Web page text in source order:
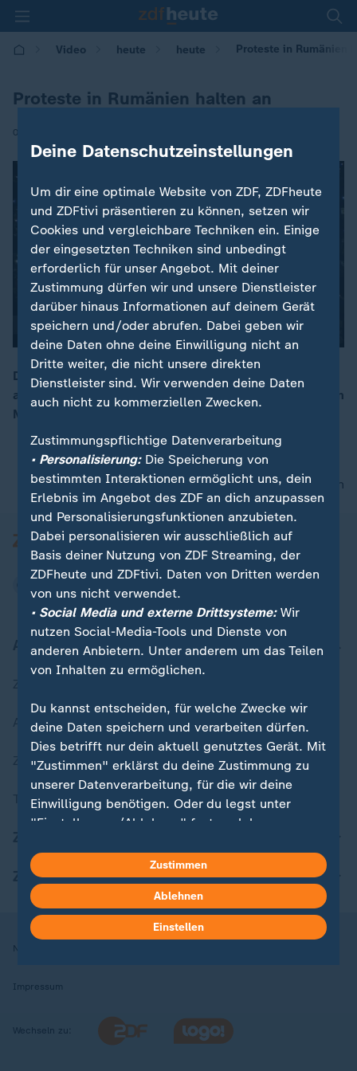
Video heute heute Proteste in Rumänien
Proteste in Rumänien halten an
08.02.2017 | 08:32
00:04
Die Proteste gegen die Regierung in Rumänien halten
an. Heute muss sich die Regierung im Parlament einem
Mißtrauensvotum stellen.
nach oben
Aktuell bei ZDFheute
Aktuelle Sendungs-Videos
ZDFheute Stories
Themen im Überblick
ZDFheute Apps
Nutzungsbedingungen
Impressum
Wechseln zu:
Deine Datenschutzeinstellungen
Um dir eine optimale Website von ZDF, ZDFheute
und ZDFtivi präsentieren zu können, setzen wir
Cookies und vergleichbare Techniken ein. Einige
der eingesetzten Techniken sind unbedingt
erforderlich für unser Angebot. Mit deiner
Zustimmung dürfen wir und unsere Dienstleister
darüber hinaus Informationen auf deinem Gerät
speichern und/oder abrufen. Dabei geben wir
deine Daten ohne deine Einwilligung nicht an
Dritte weiter, die nicht unsere direkten
Dienstleister sind. Wir verwenden deine Daten
auch nicht zu kommerziellen Zwecken.
Zustimmungspflichtige Datenverarbeitung
• Personalisierung:Die Speicherung von
bestimmten Interaktionen ermöglicht uns, dein
Erlebnis im Angebot des ZDF an dich anzupassen
und Personalisierungsfunktionen anzubieten.
Dabei personalisieren wir ausschließlich auf
Basis deiner Nutzung von ZDF Streaming, der
ZDFheute und ZDFtivi. Daten von Dritten werden
von uns nicht verwendet.
• Social Media und externe Drittsysteme:Wir
nutzen Social-Media-Tools und Dienste von
anderen Anbietern. Unter anderem um das Teilen
von Inhalten zu ermöglichen.
Du kannst entscheiden, für welche Zwecke wir
deine Daten speichern und verarbeiten dürfen.
Dies betrifft nur dein aktuell genutztes Gerät. Mit
"Zustimmen" erklärst du deine Zustimmung zu
unserer Datenverarbeitung, für die wir deine
Einwilligung benötigen. Oder du legst unter
"Einstellungen/Ablehnen" fest, welchen
welchen nicht. Deine Datenschutzeinstellungen
kannst du jederzeit mit Wirkung für die Zukunft
in deinen Einstellungen widerrufen oder ändern.
Hier findest du das Impressum.
Zustimmen
Ablehnen
Einstellen